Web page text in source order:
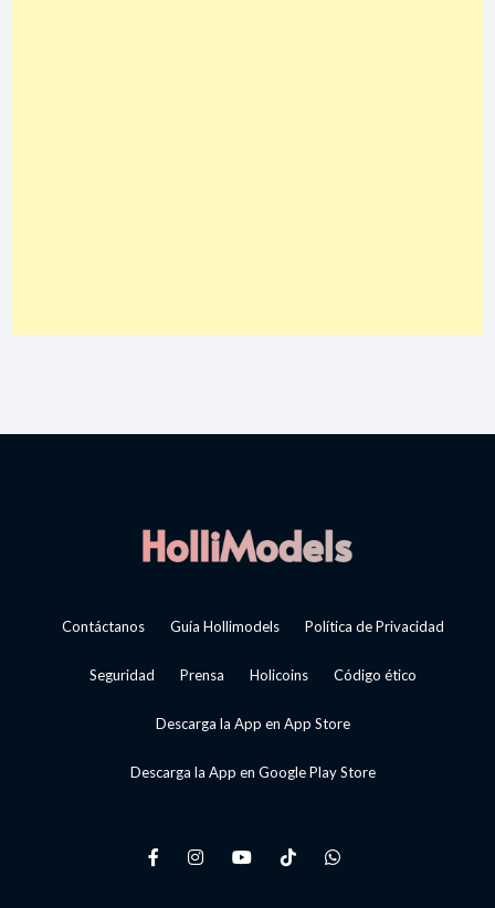
Contáctanos Guía Hollimodels Política de Privacidad
Seguridad Prensa Holicoins Código ético
Descarga la App en App Store
Descarga la App en Google Play Store